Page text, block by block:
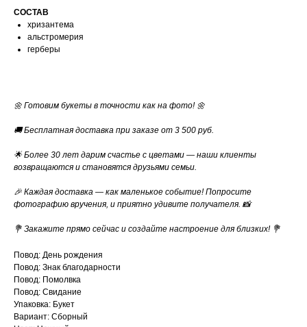
СОСТАВ
хризантема
альстромерия
герберы
🌼 Готовим букеты в точности как на фото! 🌼
🚚 Бесплатная доставка при заказе от 3 500 руб.
🌟 Более 30 лет дарим счастье с цветами — наши клиенты
возвращаются и становятся друзьями семьи.
🎉 Каждая доставка — как маленькое событие! Попросите
фотографию вручения, и приятно удивите получателя. 📸
💐 Закажите прямо сейчас и создайте настроение для близких! 💐
Повод: День рождения
Повод: Знак благодарности
Повод: Помолвка
Повод: Свидание
Упаковка: Букет
Вариант: Сборный